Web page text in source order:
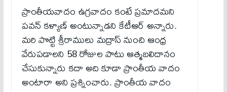
ప్రాంతీయవాదం ఉగ్రవాదం కంటే ప్రమాదమని
పవన్ కళ్యాణ్ అంటున్నాడని కేటీఆర్ అన్నారు.
మరి పొట్టి శ్రీరాములు మద్రాస్ నుంచి ఆంధ్ర
వేరుపడాలని 58 రోజుల పాటు ఆత్మబలిదానం
చేసుకున్నారు కదా అది కూడా ప్రాంతీయ వాదం
అంటారా అని ప్రశ్నించారు. ప్రాంతీయ వాదం